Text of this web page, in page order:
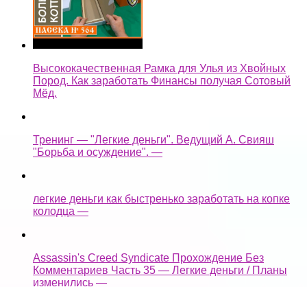
Высококачественная Рамка для Улья из Хвойных
Пород. Как заработать Финансы получая Сотовый
Мёд.
Тренинг — "Легкие деньги". Ведущий А. Свияш
"Борьба и осуждение". —
легкие деньги как быстренько заработать на копке
колодца —
Assassin's Creed Syndicate Прохождение Без
Комментариев Часть 35 — Легкие деньги / Планы
изменились —